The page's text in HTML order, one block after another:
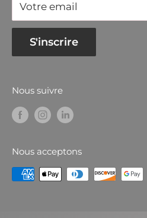
Votre email
S'inscrire
Nous suivre
Nous acceptons